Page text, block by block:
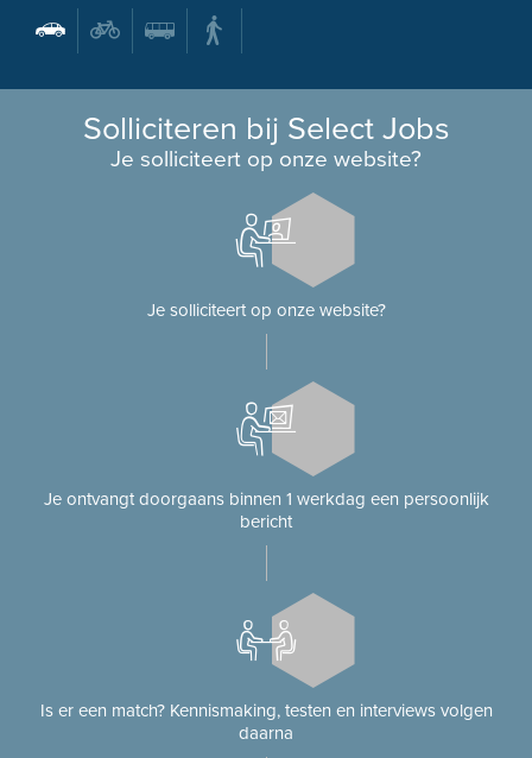
Solliciteren bij Select Jobs
Je solliciteert op onze website?
Je solliciteert op onze website?
Je ontvangt doorgaans binnen 1 werkdag een persoonlijk
bericht
Is er een match? Kennismaking, testen en interviews volgen
daarna